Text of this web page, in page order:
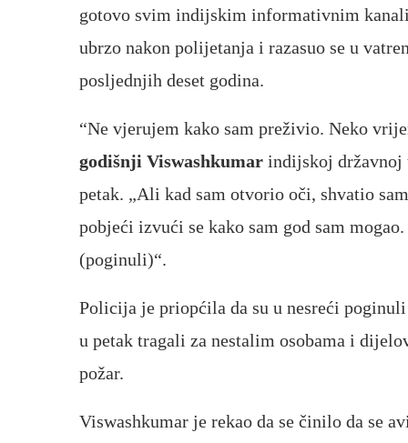
gotovo svim indijskim informativnim
ubrzo nakon polijetanja i razasuo se u
posljednjih deset godina.
“Ne vjerujem kako sam preživio. Neko
godišnji Viswashkumar indijskoj
petak. „Ali kad sam otvorio oči, shvatio
pobjeći izvući se kako sam god sam
(poginuli)“.
Policija je priopćila da su u nesreći
u petak tragali za nestalim osobama i
požar.
Viswashkumar je rekao da se činilo da se